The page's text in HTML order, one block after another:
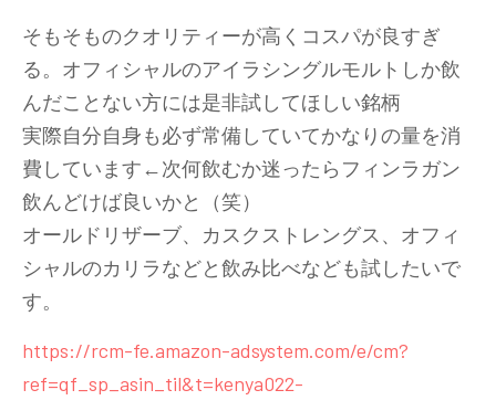
そもそものクオリティーが高くコスパが良すぎ
る。オフィシャルのアイラシングルモルトしか飲
んだことない方には是非試してほしい銘柄
実際自分自身も必ず常備していてかなりの量を消
費しています←次何飲むか迷ったらフィンラガン
飲んどけば良いかと（笑）
オールドリザーブ、カスクストレングス、オフィ
シャルのカリラなどと飲み比べなども試したいで
す。
https://rcm-fe.amazon-adsystem.com/e/cm?
ref=qf_sp_asin_til&t=kenya022-